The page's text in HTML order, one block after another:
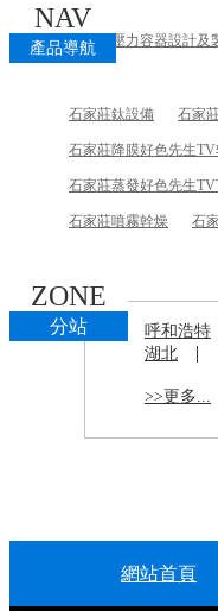
NAV
產品導航石家莊壓力容器設計及
石家莊鈦設備 石家
石家莊降膜好色先生
石家莊蒸發好色先生
石家莊噴霧幹燥 石
ZONE
分站 呼和浩特
湖北
|
>>更多...
網站首頁